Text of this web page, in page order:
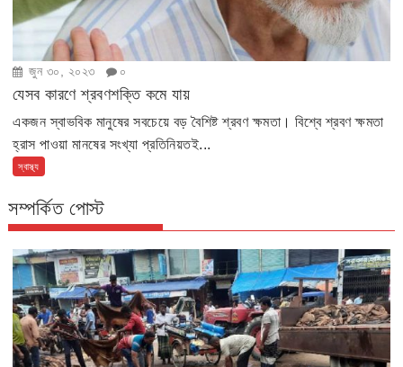
জুন ৩০, ২০২৩ ০
যেসব কারণে শ্রবণশক্তি কমে যায়
একজন স্বাভবিক মানুষের সবচেয়ে বড় বৈশিষ্ট শ্রবণ ক্ষমতা। বিশ্বে শ্রবণ ক্ষমতা
হ্রাস পাওয়া মানষের সংখ্যা প্রতিনিয়তই...
স্বাস্থ্য
সম্পর্কিত পোস্ট